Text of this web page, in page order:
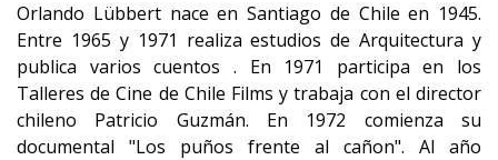
Orlando Lübbert nace en Santiago de Chile en 1945.
Entre 1965 y 1971 realiza estudios de Arquitectura y
publica varios cuentos . En 1971 participa en los
Talleres de Cine de Chile Films y trabaja con el director
chileno Patricio Guzmán. En 1972 comienza su
documental "Los puños frente al cañon". Al año